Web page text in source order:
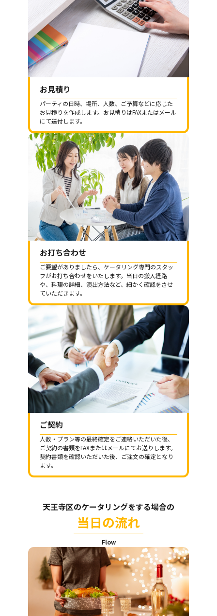
お見積り
パーティの日時、場所、人数、ご予算などに応じた
お見積りを作成します。お見積りはFAXまたはメール
にて送付します。
お打ち合わせ
ご要望がありましたら、ケータリング専門のスタッ
フがお打ち合わせをいたします。当日の搬入経路
や、料理の詳細、演出方法など、細かく確認をさせ
ていただきます。
ご契約
人数・プラン等の最終確定をご連絡いただいた後、
ご契約の書類をFAXまたはメールにてお送りします。
契約書類を確認いただいた後、ご注文の確定となり
ます。
天王寺区のケータリングをする場合の
当日の流れ
Flow